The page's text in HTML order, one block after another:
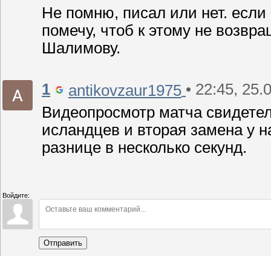
Не помню, писал или нет. если
помечу, чтоб к этому не
Шалимову.
1 antikovzaur1975 • 22:45,
Видеопросмотр матча
исландцев и вторая замена у
разнице в несколько секунд.
Войдите:
Отправить